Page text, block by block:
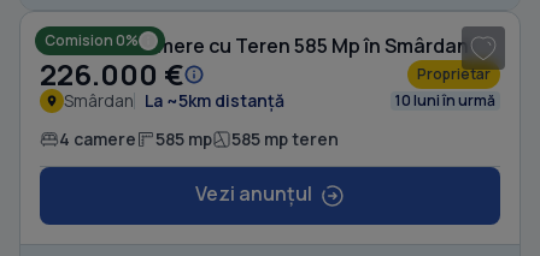
Comision 0%
Casă cu 4 camere cu Teren 585 Mp în Smârdan
226.000 € Proprietar
Smârdan La ~5km distanță 10 luni în urmă
4 camere 585 mp 585 mp teren
Vezi anunțul